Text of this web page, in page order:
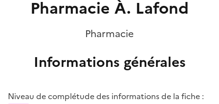
Pharmacie À. Lafond
Pharmacie
Informations générales
Niveau de complétude des informations de la fiche :